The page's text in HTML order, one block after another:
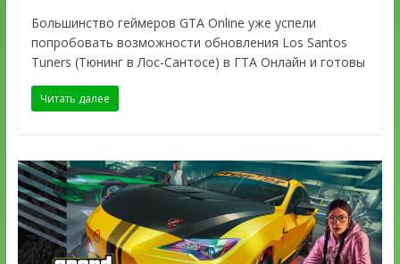
Большинство геймеров GTA Online уже успели
попробовать возможности обновления Los Santos
Tuners (Тюнинг в Лос-Сантосе) в ГТА Онлайн и готовы
Читать далее